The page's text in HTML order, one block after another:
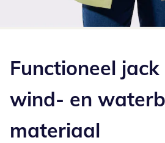
Functioneel jack
wind- en
materiaal